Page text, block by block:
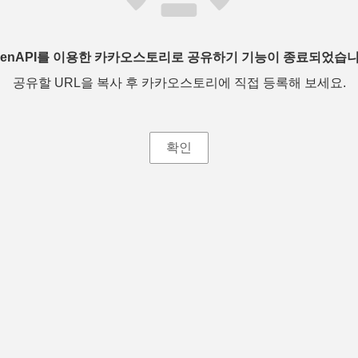
를 이용한 카카오스토리로 공유하기 기능이 종료되었습
공유할 URL을 복사 후 카카오스토리에 직접 등록해 보세요.
확인